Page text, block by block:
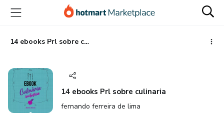
para
conteúdo
principal
para
pagamento
para
rodapé
14 ebooks Prl sobre culinaria
14 ebooks Prl sobre culinaria
fernando ferreira de lima